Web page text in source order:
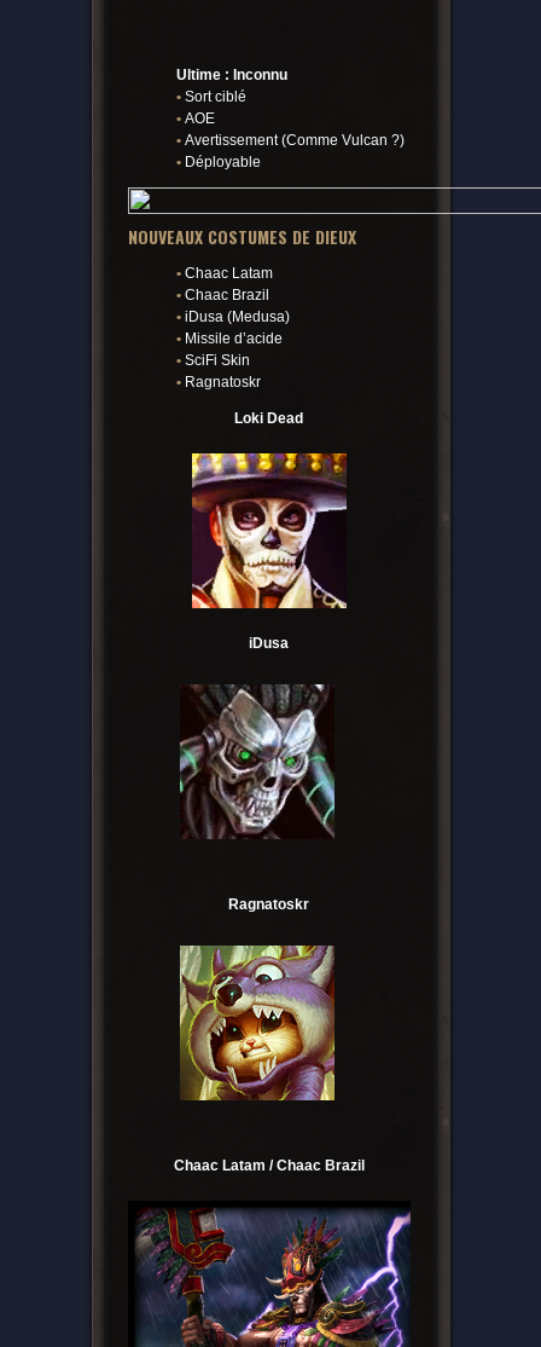
Ultime : Inconnu
• Sort ciblé
• AOE
• Avertissement (Comme Vulcan ?)
• Déployable
NOUVEAUX COSTUMES DE DIEUX
• Chaac Latam
• Chaac Brazil
• iDusa (Medusa)
• Missile d’acide
• SciFi Skin
• Ragnatoskr
Loki Dead
iDusa
Ragnatoskr
Chaac Latam / Chaac Brazil